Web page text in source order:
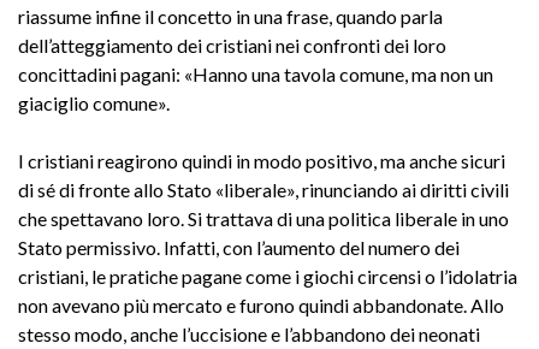
riassume infine il concetto in una frase, quando parla
dell’atteggiamento dei cristiani nei confronti dei loro
concittadini pagani: «Hanno una tavola comune, ma non un
giaciglio comune».
I cristiani reagirono quindi in modo positivo, ma anche sicuri
di sé di fronte allo Stato «liberale», rinunciando ai diritti civili
che spettavano loro. Si trattava di una politica liberale in uno
Stato permissivo. Infatti, con l’aumento del numero dei
cristiani, le pratiche pagane come i giochi circensi o l’idolatria
non avevano più mercato e furono quindi abbandonate. Allo
stesso modo, anche l’uccisione e l’abbandono dei neonati